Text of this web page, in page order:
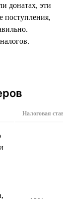
донатах, эти
поступления,
Налоговая